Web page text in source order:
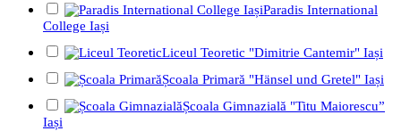
Paradis International
College Iași
Liceul Teoretic "Dimitrie Cantemir" Iași
Școala Primară "Hänsel und Gretel" Iași
Școala Gimnazială "Titu Maiorescu”
Iași